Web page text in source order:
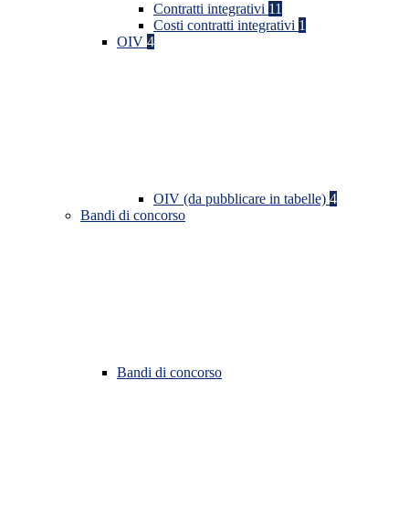
Contratti integrativi 11
Costi contratti integrativi 1
OIV 4
OIV (da pubblicare in tabelle) 4
Bandi di concorso
Bandi di concorso